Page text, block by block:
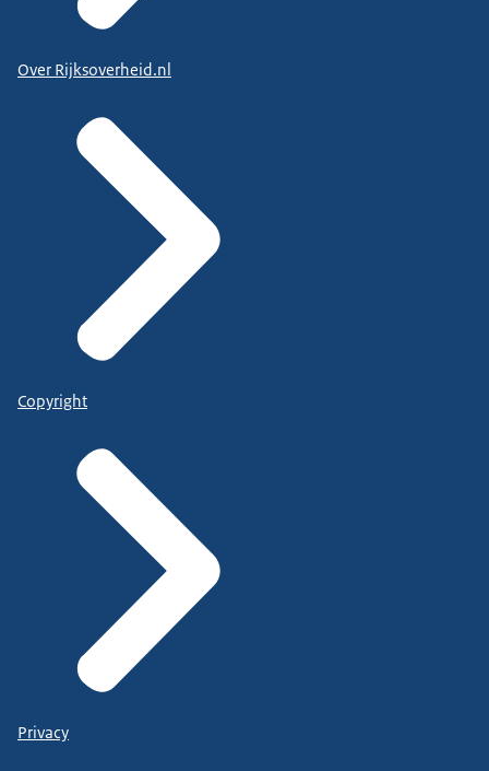
Over Rijksoverheid.nl
Copyright
Privacy